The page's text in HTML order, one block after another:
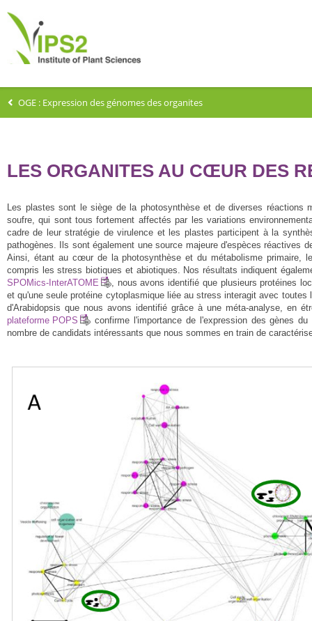
OGE : Expression des génomes des organites
LES ORGANITES AU CŒUR DES
Les plastes sont le siège de la photosynthèse et de diverses réactions
soufre, qui sont tous fortement affectés par les variations
cadre de leur stratégie de virulence et les plastes participent à la
pathogènes. Ils sont également une source majeure d'espèces réactives
Ainsi, étant au cœur de la photosynthèse et du métabolisme primaire,
compris les stress biotiques et abiotiques. Nos résultats indiquent
SPOMics-InterATOME
, nous avons identifié que plusieurs protéines
et qu'une seule protéine cytoplasmique liée au stress interagit avec
d'Arabidopsis que nous avons identifié grâce à une méta-analyse, en
plateforme POPS
confirme l'importance de l'expression des gènes
nombre de candidats intéressants que nous sommes en train de